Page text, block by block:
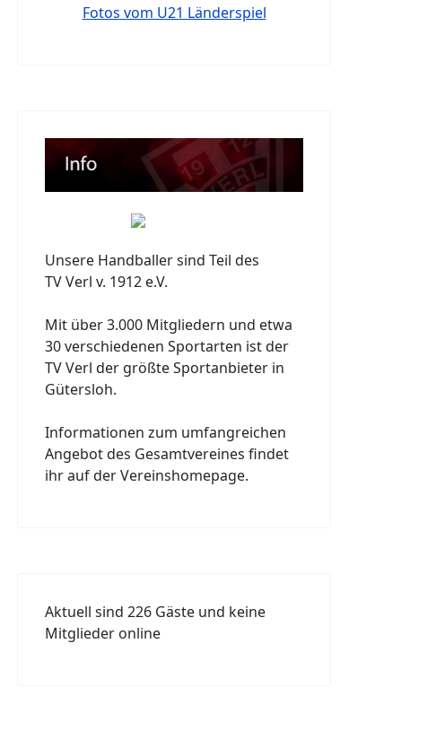
Fotos vom U21 Länderspiel
Unsere Handballer sind Teil des
TV Verl v. 1912 e.V.
Mit über 3.000 Mitgliedern und etwa
30 verschiedenen Sportarten ist der
TV Verl der größte Sportanbieter in
Gütersloh.
Informationen zum umfangreichen
Angebot des Gesamtvereines findet
ihr auf der Vereinshomepage.
Aktuell sind 226 Gäste und keine
Mitglieder online